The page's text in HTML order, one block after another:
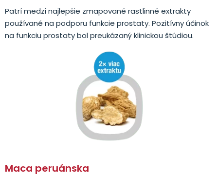
Patrí medzi najlepšie zmapované rastlinné extrakty
používané na podporu funkcie prostaty. Pozitívny účinok
na funkciu prostaty bol preukázaný klinickou štúdiou.
Maca peruánska